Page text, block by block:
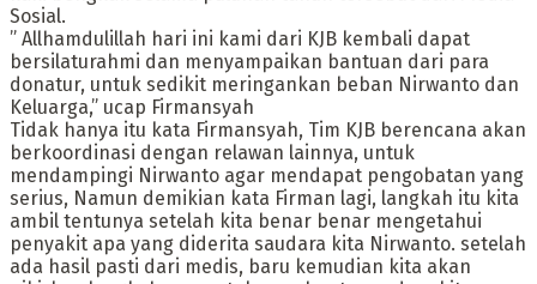
Sosial.
” Allhamdulillah hari ini kami dari KJB kembali dapat
bersilaturahmi dan menyampaikan bantuan dari para
donatur, untuk sedikit meringankan beban Nirwanto dan
Keluarga,” ucap Firmansyah
Tidak hanya itu kata Firmansyah, Tim KJB berencana akan
berkoordinasi dengan relawan lainnya, untuk
mendampingi Nirwanto agar mendapat pengobatan yang
serius, Namun demikian kata Firman lagi, langkah itu kita
ambil tentunya setelah kita benar benar mengetahui
penyakit apa yang diderita saudara kita Nirwanto. setelah
ada hasil pasti dari medis, baru kemudian kita akan